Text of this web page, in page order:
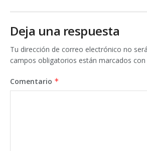
Deja una respuesta
Tu dirección de correo electrónico no
campos obligatorios están marcados con
Comentario *